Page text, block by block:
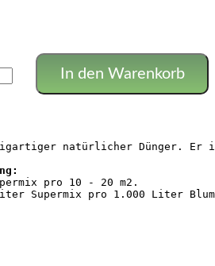
In den Warenkorb
natürlicher Dünger. Er ist
pro 10 - 20 m2.
Supermix pro 1.000 Liter